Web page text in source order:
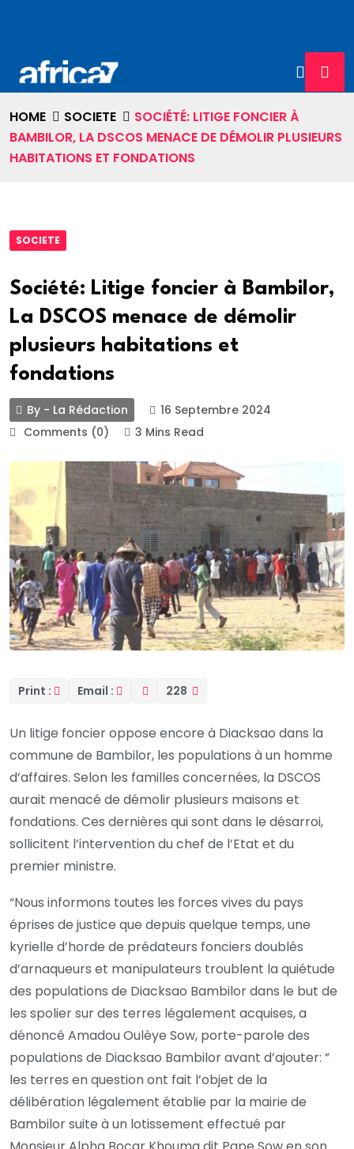
HOME SOCIETE
SOCIÉTÉ: LITIGE FONCIER À
BAMBILOR, LA DSCOS MENACE DE DÉMOLIR PLUSIEURS
HABITATIONS ET FONDATIONS
SOCIETE
Société: Litige foncier à Bambilor,
La DSCOS menace de démolir
plusieurs habitations et
fondations
By - La Rédaction
16 Septembre 2024
Comments (0)
3 Mins Read
Print : Email : 228
Un litige foncier oppose encore à Diacksao dans la
commune de Bambilor, les populations à un homme
d’affaires. Selon les familles concernées, la DSCOS
aurait menacé de démolir plusieurs maisons et
fondations. Ces dernières qui sont dans le désarroi,
sollicitent l’intervention du chef de l’Etat et du
premier ministre.
“Nous informons toutes les forces vives du pays
éprises de justice que depuis quelque temps, une
kyrielle d’horde de prédateurs fonciers doublés
d’arnaqueurs et manipulateurs troublent la quiétude
des populations de Diacksao Bambilor dans le but de
les spolier sur des terres légalement acquises, a
dénoncé Amadou Oulèye Sow, porte-parole des
populations de Diacksao Bambilor avant d’ajouter: ”
les terres en question ont fait l’objet de la
délibération légalement établie par la mairie de
Bambilor suite à un lotissement effectué par